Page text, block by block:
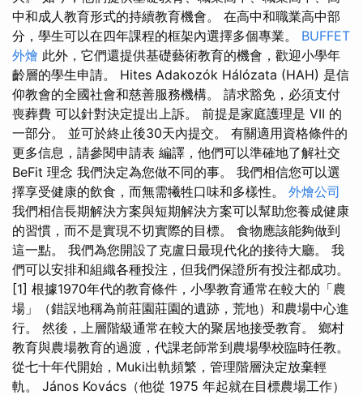
中和成人教育形式的持續教育機會。 在高中和職業高中部
分，學生可以在四年課程的框架內選擇多個專業。 BUFFET
外燴 此外，它們還提供基礎藝術教育的機會，歡迎小學年
齡層的學生申請。 Hites Adakozók Hálózata (HAH) 是信
仰教會的全國社會和慈善服務機構。 請求豁免，必須支付
喪葬費 可以針對決定提出上訴。 前提是家庭護理是 VII 的
一部分。 並可於終止後30天內提交。 有關適用資格條件的
更多信息，請參閱申請表 編譯，他們可以準確地了解社交
BeFit 理念 我們決定為您做不同的事。 我們相信您可以選
擇享受健康的飲食，而無需犧牲口味和多樣性。 外燴公司
我們相信長期解決方案與短期解決方案可以幫助您養成健康
的習慣，而不是實現不切實際的目標。 食物應該能夠做到
這一點。 我們為您開設了克盧日最現代化的接待大廳。 我
們可以安排和組織各種投注，但我們保證所有投注都成功。
[1] 根據1970年代的教育條件，小學教育通常在較大的「農
場」（錯誤地稱為前莊園莊園的遺跡，荒地）和農場中心進
行。 然後，上層階級通常在較大的聚居地接受教育。 鄉村
教育與農場教育的過渡，代課老師常到農場學校臨時任教。
從七十年代開始，Muki出軌頻繁，管理階層決定放棄輕
軌。 János Kovács（他從 1975 年起就在目標農場工作）